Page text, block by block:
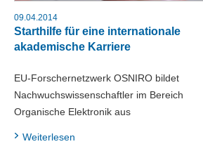
09.04.2014
Starthilfe für eine internationale
akademische Karriere
EU-Forschernetzwerk OSNIRO bildet
Nachwuchswissenschaftler im Bereich
Organische Elektronik aus
Weiterlesen